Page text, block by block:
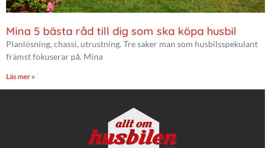
Mina 5 bästa råd till dig som ska köpa husbil
Planlösning, chassi, utrustning. Tre saker man som husbilsspekulant
främst fokuserar på. Mina
Läs mer »